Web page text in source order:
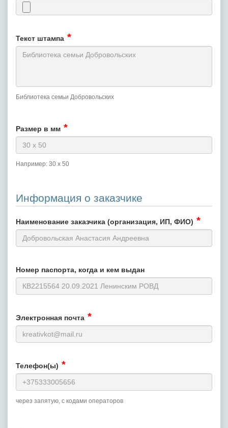
Текст штампа
Библиотека семьи Добровольских
Размер в мм
Например: 30 х 50
Информация о заказчике
Наименование заказчика (организация, ИП, ФИО)
Номер паспорта, когда и кем выдан
Электронная почта
Телефон(ы)
через запятую, с кодами операторов